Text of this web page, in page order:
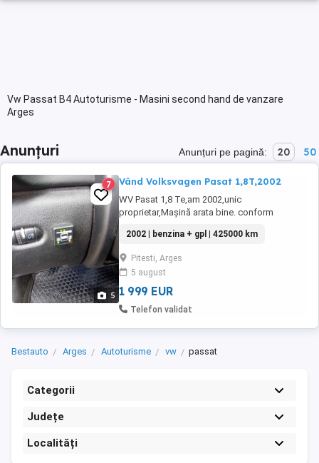
Vw Passat B4 Autoturisme - Masini second hand de vanzare
Arges
Anunțuri Anunțuri pe pagină: 20 50
5
7 Vând Volksvagen Pasat 1,8T,2002
WV Pasat 1,8 Te,am 2002,unic
proprietar,Mașină arata bine. conform
valabil,dotare cu gaz și benzina,consum gaz
7 100,an 2002
2002 | benzina + gpl | 425000 km
Pitesti, Arges
5 august
1 999 EUR
Telefon validat
Bestauto Arges Autoturisme vw passat
Categorii
Județe
Localități